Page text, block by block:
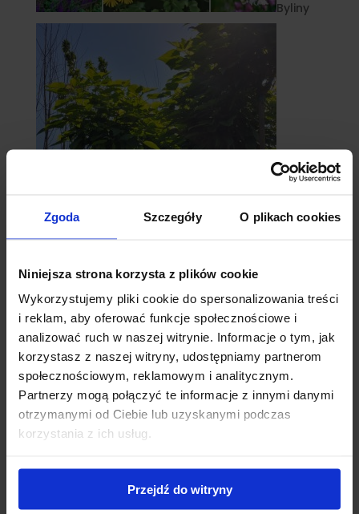
Zgoda Szczegóły O plikach cookies
Niniejsza strona korzysta z plików cookie
Wykorzystujemy pliki cookie do spersonalizowania treści
i reklam, aby oferować funkcje społecznościowe i
analizować ruch w naszej witrynie. Informacje o tym, jak
korzystasz z naszej witryny, udostępniamy partnerom
społecznościowym, reklamowym i analitycznym.
Partnerzy mogą połączyć te informacje z innymi danymi
otrzymanymi od Ciebie lub uzyskanymi podczas
korzystania z ich usług.
Przejdź do witryny
Byliny
- surmie